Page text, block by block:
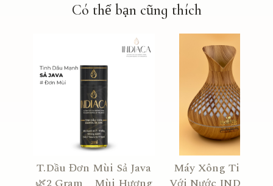
Có thể bạn cũng thích
T.Dầu Đơn Mùi Sả Java
Máy Xông Tinh